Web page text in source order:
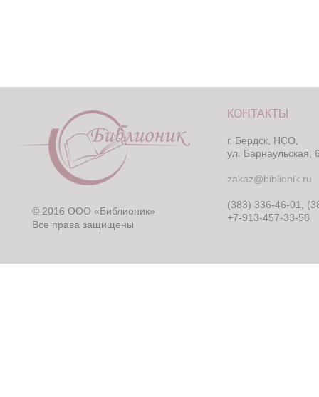
© 2016 ООО «Библионик»
Все права защищены
КОНТАКТЫ
г. Бердск, НСО,
ул. Барнаульская,
zakaz@biblionik.ru
(383) 336-46-01,
+7-913-457-33-58